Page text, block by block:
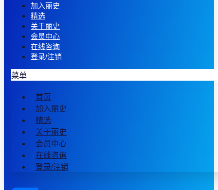
加入丽史
精选
关于丽史
会员中心
在线咨询
登录/注销
菜单
首页
加入丽史
精选
关于丽史
会员中心
在线咨询
登录/注销